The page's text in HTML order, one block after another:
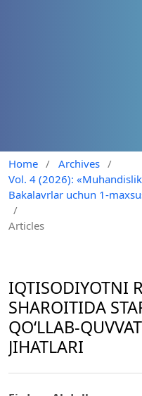
Home / Archives /
Vol. 4 (2026):
Bakalavrlar uchun 1-
/
Articles
IQTISODIYOTNI
SHAROITIDA
QO‘LLAB-
JIHATLARI